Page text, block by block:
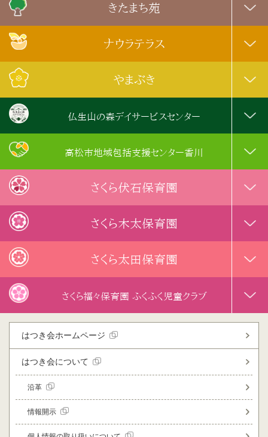
きたまち苑
ナウラテラス
やまぶき
仏生山の森デイサービスセンター
高松市地域包括支援センター香川
さくら伏石保育園
さくら木太保育園
さくら太田保育園
さくら福々保育園 ふくふく児童クラブ
はつき会ホームページ
はつき会について
沿革
情報開示